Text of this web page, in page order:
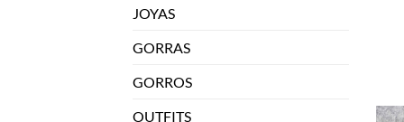
JOYAS
GORRAS
GORROS
OUTFITS